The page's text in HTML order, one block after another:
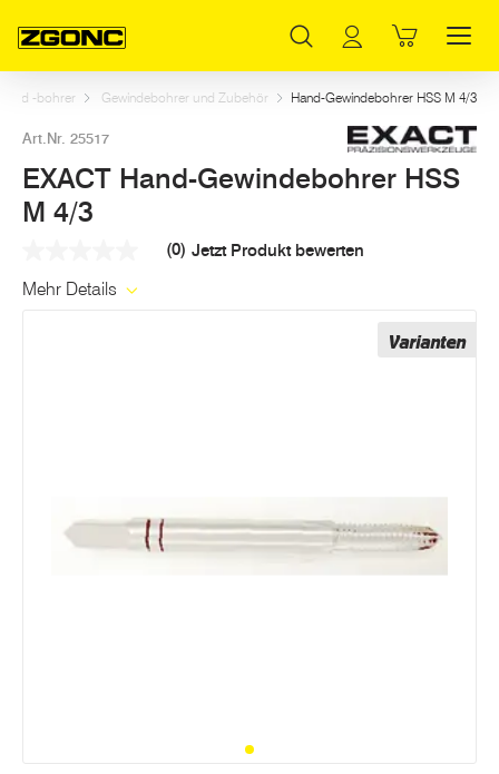
und -bohrer Gewindebohrer und Zubehör Hand-Gewindebohrer HSS M 4/3
Art.Nr. 25517
EXACT Hand-Gewindebohrer HSS
M 4/3
Link
(0) Jetzt Produkt bewerten
Mehr Details
Varianten